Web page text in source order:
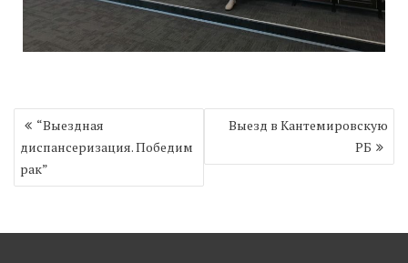
Навигация
по
записям
“Выездная
диспансеризация. Победим
рак”
Выезд в Кантемировскую
РБ